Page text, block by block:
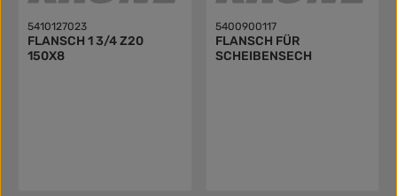
5410127023
FLANSCH 1 3/4 Z20
150X8
5400900117
FLANSCH FÜR
SCHEIBENSECH